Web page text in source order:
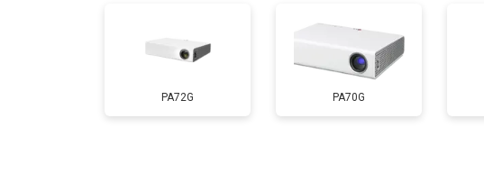
PA72G PA70G